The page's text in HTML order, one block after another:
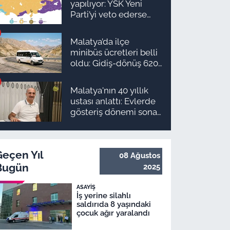
planı
yapılıyor: YSK Yeni
Parti’yi veto ederse
olur?
Malatya’da ilçe
minibüs ücretleri belli
oldu: Gidiş-dönüş 620
Malatya'nın 40 yıllık
ustası anlattı: Evlerde
gösteriş dönemi sona
Yıl
08 Ağustos
2025
ASAYIŞ
İş yerine silahlı
saldırıda 8 yaşındaki
çocuk ağır yaralandı